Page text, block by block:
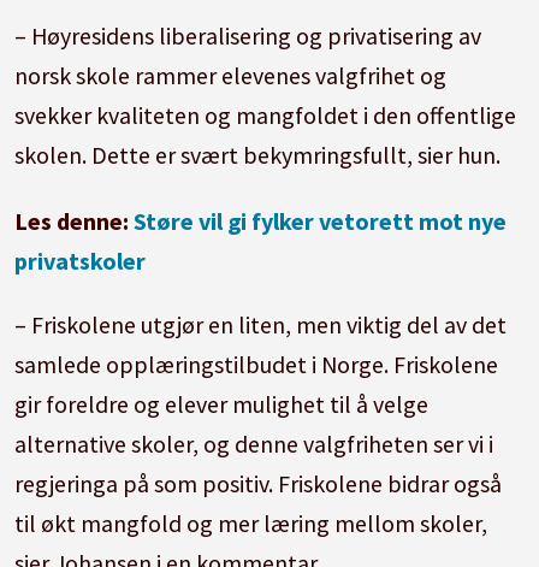
– Høyresidens liberalisering og privatisering av
norsk skole rammer elevenes valgfrihet og
svekker kvaliteten og mangfoldet i den offentlige
skolen. Dette er svært bekymringsfullt, sier hun.
Les denne:Støre vil gi fylker vetorett mot nye
privatskoler
– Friskolene utgjør en liten, men viktig del av det
samlede opplæringstilbudet i Norge. Friskolene
gir foreldre og elever mulighet til å velge
alternative skoler, og denne valgfriheten ser vi i
regjeringa på som positiv. Friskolene bidrar også
til økt mangfold og mer læring mellom skoler,